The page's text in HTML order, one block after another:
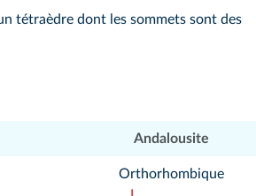
tétraèdre dont les sommets sont des
Andalousite
Orthorhombique